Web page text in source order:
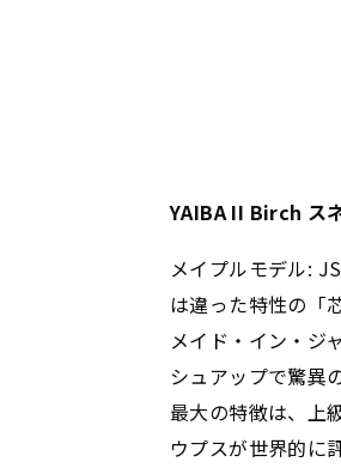
YAIBA II Birch ス
メイプルモデル:
は違った特性の「
メイド・イン・ジ
シュアップで驚異
最大の特徴は、上
ウプスが世界的に